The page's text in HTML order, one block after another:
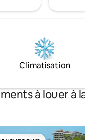
Climatisation
à louer à